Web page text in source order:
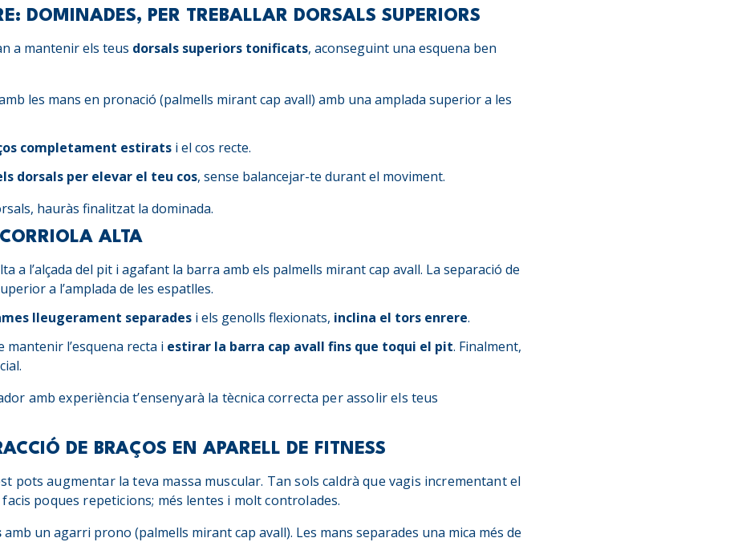
DOMINADES, PER TREBALLAR DORSALS SUPERIORS
a mantenir els teus dorsals superiors tonificats, aconseguint una esquena ben
les mans en pronació (palmells mirant cap avall) amb una amplada superior a les
completament estiratsi el cos recte.
dorsals per elevar el teu cos, sense balancejar-te durant el moviment.
hauràs finalitzat la dominada.
ALTA
a l’alçada del pit i agafant la barra amb els palmells mirant cap avall. La separació de
a l’amplada de les espatlles.
lleugerament separadesi els genolls flexionats, inclina el tors enrere.
mantenir l’esquena recta i estirar la barra cap avall fins que toqui el pit. Finalment,
amb experiència t’ensenyarà la tècnica correcta per assolir els teus
DE BRAÇOS EN APARELL DE FITNESS
pots augmentar la teva massa muscular. Tan sols caldrà que vagis incrementant el
poques repeticions; més lentes i molt controlades.
amb un agarri prono (palmells mirant cap avall). Les mans separades una mica més de